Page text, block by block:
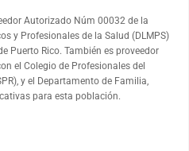
Autorizado Núm 00032 de la
y Profesionales de la Salud (DLMPS)
Puerto Rico. También es proveedor
el Colegio de Profesionales del
y el Departamento de Familia,
para esta población.